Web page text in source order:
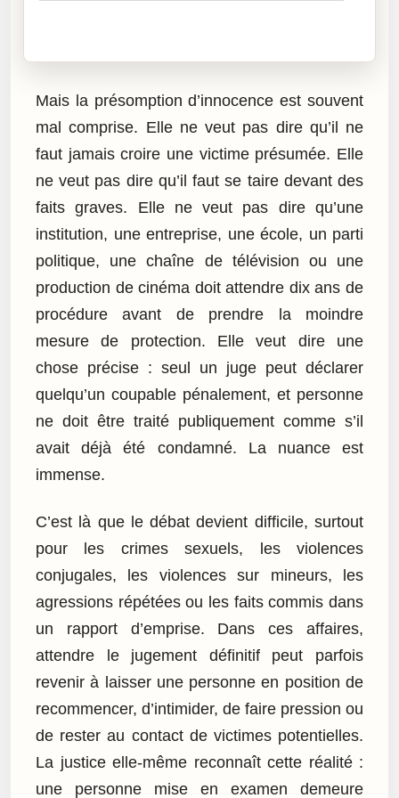
Mais la présomption d’innocence est souvent
mal comprise. Elle ne veut pas dire qu’il ne
faut jamais croire une victime présumée. Elle
ne veut pas dire qu’il faut se taire devant des
faits graves. Elle ne veut pas dire qu’une
institution, une entreprise, une école, un parti
politique, une chaîne de télévision ou une
production de cinéma doit attendre dix ans de
procédure avant de prendre la moindre
mesure de protection. Elle veut dire une
chose précise : seul un juge peut déclarer
quelqu’un coupable pénalement, et personne
ne doit être traité publiquement comme s’il
avait déjà été condamné. La nuance est
immense.
C’est là que le débat devient difficile, surtout
pour les crimes sexuels, les violences
conjugales, les violences sur mineurs, les
agressions répétées ou les faits commis dans
un rapport d’emprise. Dans ces affaires,
attendre le jugement définitif peut parfois
revenir à laisser une personne en position de
recommencer, d’intimider, de faire pression ou
de rester au contact de victimes potentielles.
La justice elle-même reconnaît cette réalité :
une personne mise en examen demeure